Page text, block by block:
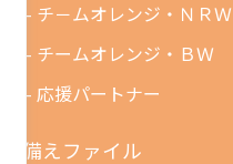
チ－ムオレンジ・ＮＲＷ
チームオレンジ・ＢＷ
応援パートナー
備えファイル